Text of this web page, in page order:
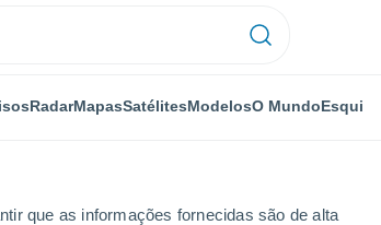
que as informações fornecidas são de alta
RadarMapasSatélitesModelosO MundoEsqui